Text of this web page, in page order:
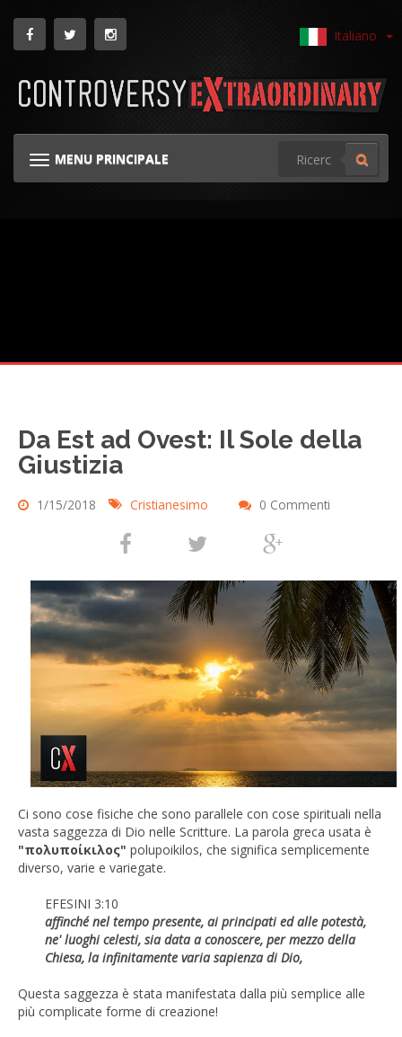
Italiano
MENU PRINCIPALE
NAVIGAZIONE GINOCCHIERA
Da Est ad Ovest: Il Sole della
Giustizia
1/15/2018 Cristianesimo 0 Commenti
Ci sono cose fisiche che sono parallele con cose spirituali nella
vasta saggezza di Dio nelle Scritture. La parola greca usata è
"πολυποίκιλος" polupoikilos, che significa semplicemente
diverso, varie e variegate.
EFESINI 3:10
affinché nel tempo presente, ai principati ed alle potestà,
ne' luoghi celesti, sia data a conoscere, per mezzo della
Chiesa, la infinitamente varia sapienza di Dio,
Questa saggezza è stata manifestata dalla più semplice alle
più complicate forme di creazione!